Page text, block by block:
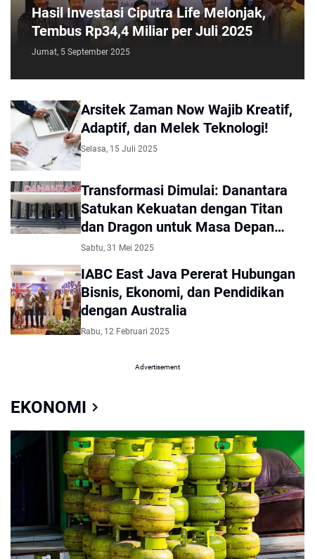
Hasil Investasi Ciputra Life Melonjak,
Tembus Rp34,4 Miliar per Juli 2025
Jumat, 5 September 2025
Arsitek Zaman Now Wajib Kreatif,
Adaptif, dan Melek Teknologi!
Selasa, 15 Juli 2025
Transformasi Dimulai: Danantara
Satukan Kekuatan dengan Titan
dan Dragon untuk Masa Depan
ANTM
Sabtu, 31 Mei 2025
IABC East Java Pererat Hubungan
Bisnis, Ekonomi, dan Pendidikan
dengan Australia
Rabu, 12 Februari 2025
Advertisement
EKONOMI